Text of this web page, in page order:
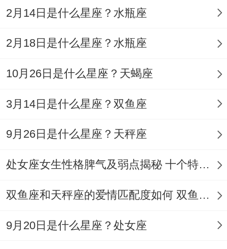
- 每一个细节都在放大你的与众不同魅力。
座今日运势星座屋2025年9月13日都在强调
像某位发明家朋友持续追踪这个周期的星象
变化~最终成功将概念模型转化为商业产
当宇宙把麦克风递到你手中时记得用最自信
的声音说出你的主张——毕竟、今天的星空
2月14日是什么星座？水瓶座
2月18日是什么星座？水瓶座
10月26日是什么星座？天蝎座
3月14日是什么星座？双鱼座
9月26日是什么星座？天秤座
处女座女生性格脾气及弱点揭秘 十个特点惊人！
双鱼座和天秤座的爱情匹配度如何 双鱼天秤缘分会怎样
9月20日是什么星座？处女座